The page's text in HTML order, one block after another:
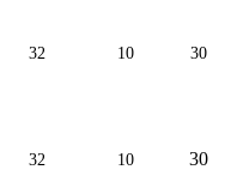
32 10 30
32 10 30